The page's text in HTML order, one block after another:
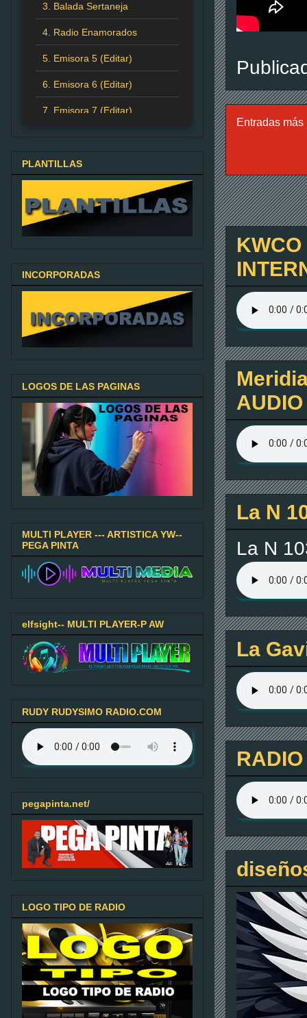
Entradas
La N
La N
La
3. Balada Sertaneja
4. Radio Enamorados
5. Emisora 5 (Editar)
6. Emisora 6 (Editar)
7. Emisora 7 (Editar)
PLANTILLAS
INCORPORADAS
LOGOS DE LAS PAGINAS
MULTI PLAYER --- ARTISTICA YW--
PEGA PINTA
elfsight-- MULTI PLAYER-P AW
RUDY RUDYSIMO RADIO.COM
pegapinta.net/
LOGO TIPO DE RADIO